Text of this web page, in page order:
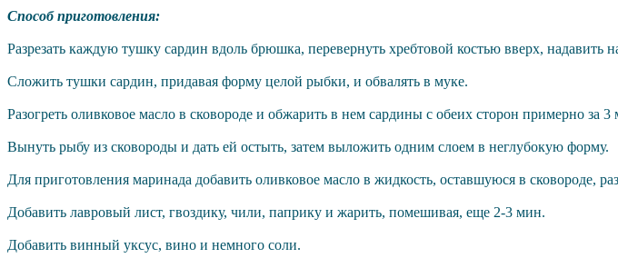
Способ приготовления:
Разрезать каждую тушку сардин вдоль брюшка, перевернуть хребтовой костью вверх,
Сложить тушки сардин, придавая форму целой рыбки, и обвалять в муке.
Разогреть оливковое масло в сковороде и обжарить в нем сардины с обеих сторон примерно за 3
Вынуть рыбу из сковороды и дать ей остыть, затем выложить одним слоем в неглубокую форму.
Для приготовления маринада добавить оливковое масло в жидкость, оставшуюся в сковороде,
Добавить лавровый лист, гвоздику, чили, паприку и жарить, помешивая, еще 2-3 мин.
Добавить винный уксус, вино и немного соли.